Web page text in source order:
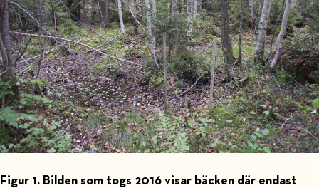
Figur 1. Bilden som togs 2016 visar bäcken där endast